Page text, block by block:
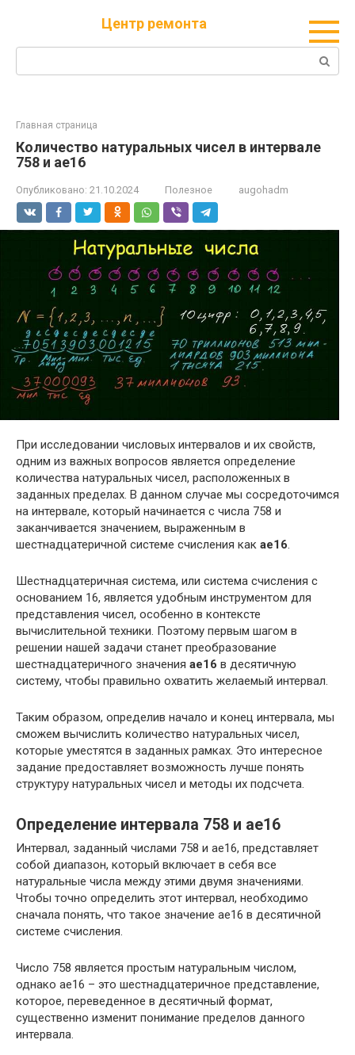
Центр ремонта
Поиск:
Главная страница
Количество натуральных чисел в интервале
758 и ae16
Опубликовано: 21.10.2024 Полезное augohadm
При исследовании числовых интервалов и их свойств,
одним из важных вопросов является определение
количества натуральных чисел, расположенных в
заданных пределах. В данном случае мы сосредоточимся
на интервале, который начинается с числа 758 и
заканчивается значением, выраженным в
шестнадцатеричной системе счисления как ae16.
Шестнадцатеричная система, или система счисления с
основанием 16, является удобным инструментом для
представления чисел, особенно в контексте
вычислительной техники. Поэтому первым шагом в
решении нашей задачи станет преобразование
шестнадцатеричного значения ae16 в десятичную
систему, чтобы правильно охватить желаемый интервал.
Таким образом, определив начало и конец интервала, мы
сможем вычислить количество натуральных чисел,
которые уместятся в заданных рамках. Это интересное
задание предоставляет возможность лучше понять
структуру натуральных чисел и методы их подсчета.
Определение интервала 758 и ae16
Интервал, заданный числами 758 и ae16, представляет
собой диапазон, который включает в себя все
натуральные числа между этими двумя значениями.
Чтобы точно определить этот интервал, необходимо
сначала понять, что такое значение ae16 в десятичной
системе счисления.
Число 758 является простым натуральным числом,
однако ae16 – это шестнадцатеричное представление,
которое, переведенное в десятичный формат,
существенно изменит понимание пределов данного
интервала.